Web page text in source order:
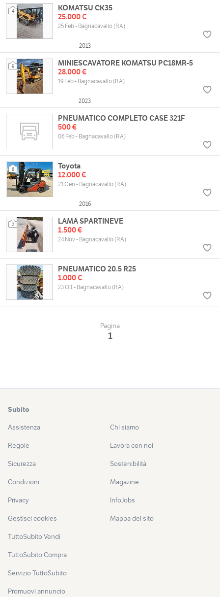
4
KOMATSU CK35
25.000 €
25 Feb - Bagnacavallo (RA)
2013
5
MINIESCAVATORE KOMATSU PC18MR-5
28.000 €
19 Feb - Bagnacavallo (RA)
2023
PNEUMATICO COMPLETO CASE 321F
500 €
06 Feb - Bagnacavallo (RA)
8
Toyota
12.000 €
21 Gen - Bagnacavallo (RA)
2016
2
LAMA SPARTINEVE
1.500 €
24 Nov - Bagnacavallo (RA)
PNEUMATICO 20.5 R25
1.000 €
23 Ott - Bagnacavallo (RA)
Pagina
1
Subito
Assistenza
Regole
Sicurezza
Condizioni
Privacy
Gestisci cookies
TuttoSubito Vendi
TuttoSubito Compra
Servizio TuttoSubito
Promuovi annuncio
Chi siamo
Lavora con noi
Sostenibilità
Magazine
InfoJobs
Mappa del sito